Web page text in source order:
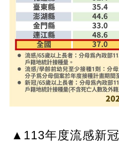
▲113年度流感新